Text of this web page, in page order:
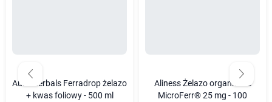
Aura Herbals Ferradrop żelazo
+ kwas foliowy - 500 ml
Aliness Żelazo organiczne
MicroFerr® 25 mg - 100